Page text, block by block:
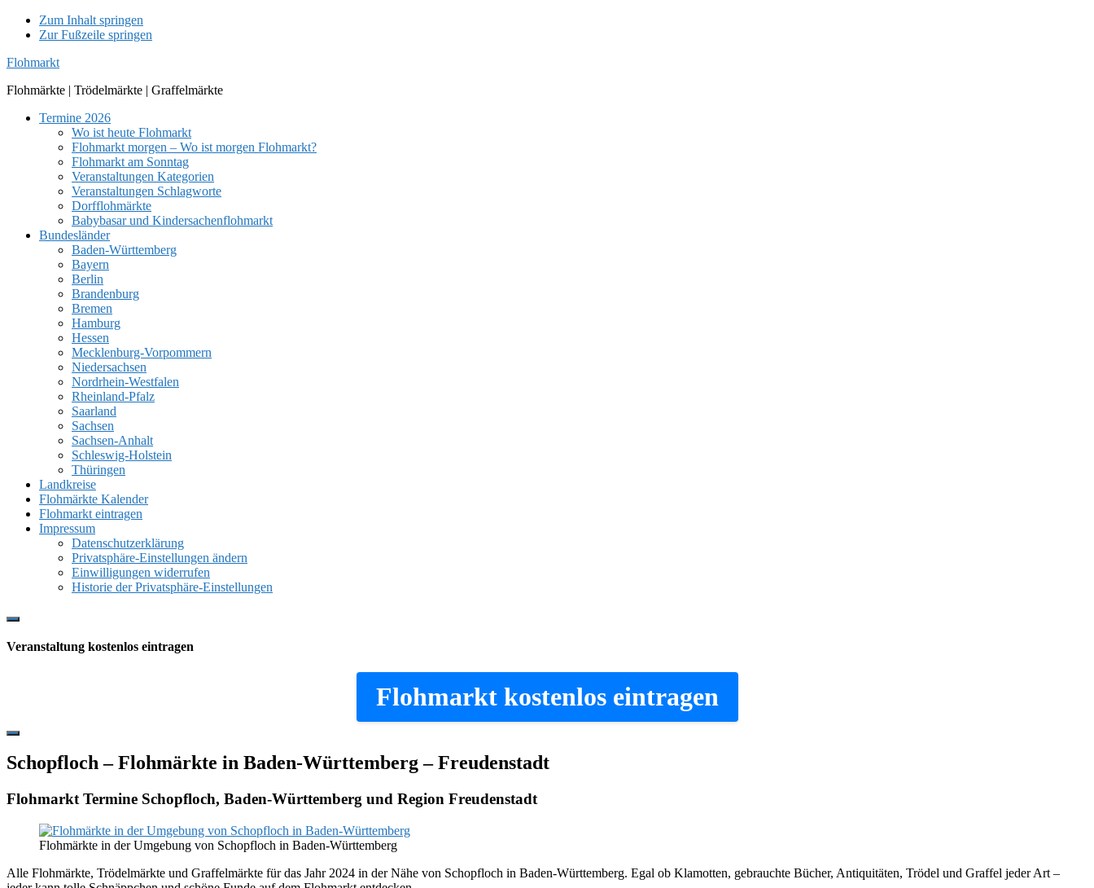
Zum Inhalt springen
Zur Fußzeile springen
Flohmarkt
Flohmärkte | Trödelmärkte | Graffelmärkte
Termine 2026
Wo ist heute Flohmarkt
Flohmarkt morgen – Wo ist morgen Flohmarkt?
Flohmarkt am Sonntag
Veranstaltungen Kategorien
Veranstaltungen Schlagworte
Dorfflohmärkte
Babybasar und Kindersachenflohmarkt
Bundesländer
Baden-Württemberg
Bayern
Berlin
Brandenburg
Bremen
Hamburg
Hessen
Mecklenburg-Vorpommern
Niedersachsen
Nordrhein-Westfalen
Rheinland-Pfalz
Saarland
Sachsen
Sachsen-Anhalt
Schleswig-Holstein
Thüringen
Landkreise
Flohmärkte Kalender
Flohmarkt eintragen
Impressum
Datenschutzerklärung
Privatsphäre-Einstellungen ändern
Einwilligungen widerrufen
Historie der Privatsphäre-Einstellungen
Show
Content
Veranstaltung kostenlos eintragen
Flohmarkt kostenlos eintragen
Hide
Content
Schopfloch – Flohmärkte in Baden-Württemberg – Freudenstadt
Flohmarkt Termine Schopfloch, Baden-Württemberg und Region Freudenstadt
Flohmärkte in der Umgebung von Schopfloch in Baden-Württemberg
Alle Flohmärkte, Trödelmärkte und Graffelmärkte für das Jahr 2024 in der Nähe von Schopfloch in Baden-Württemberg. Egal ob Klamotten, gebrauchte Bücher, Antiquitäten, Trödel und Graffel jeder Art –